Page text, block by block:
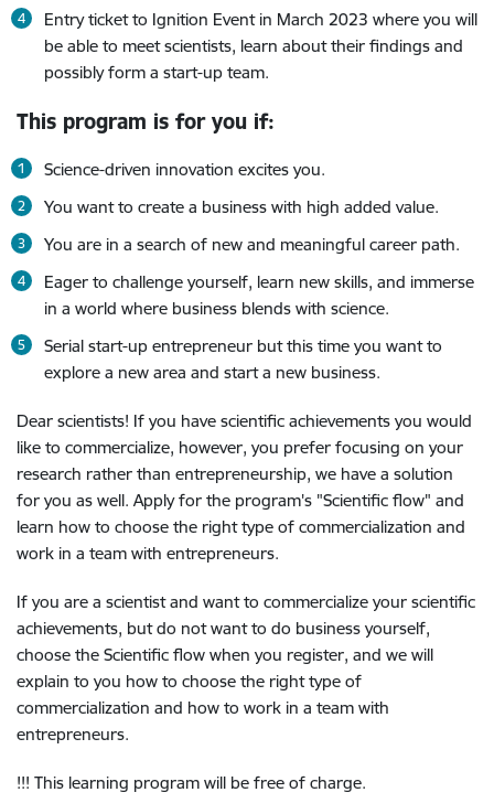
Entry ticket to Ignition Event in March 2023 where you will
be able to meet scientists, learn about their findings and
possibly form a start-up team.
This program is for you if:
Science-driven innovation excites you.
You want to create a business with high added value.
You are in a search of new and meaningful career path.
Eager to challenge yourself, learn new skills, and immerse
in a world where business blends with science.
Serial start-up entrepreneur but this time you want to
explore a new area and start a new business.
Dear scientists! If you have scientific achievements you would
like to commercialize, however, you prefer focusing on your
research rather than entrepreneurship, we have a solution
for you as well. Apply for the program's "Scientific flow" and
learn how to choose the right type of commercialization and
work in a team with entrepreneurs.
If you are a scientist and want to commercialize your scientific
achievements, but do not want to do business yourself,
choose the Scientific flow when you register, and we will
explain to you how to choose the right type of
commercialization and how to work in a team with
entrepreneurs.
!!! This learning program will be free of charge.